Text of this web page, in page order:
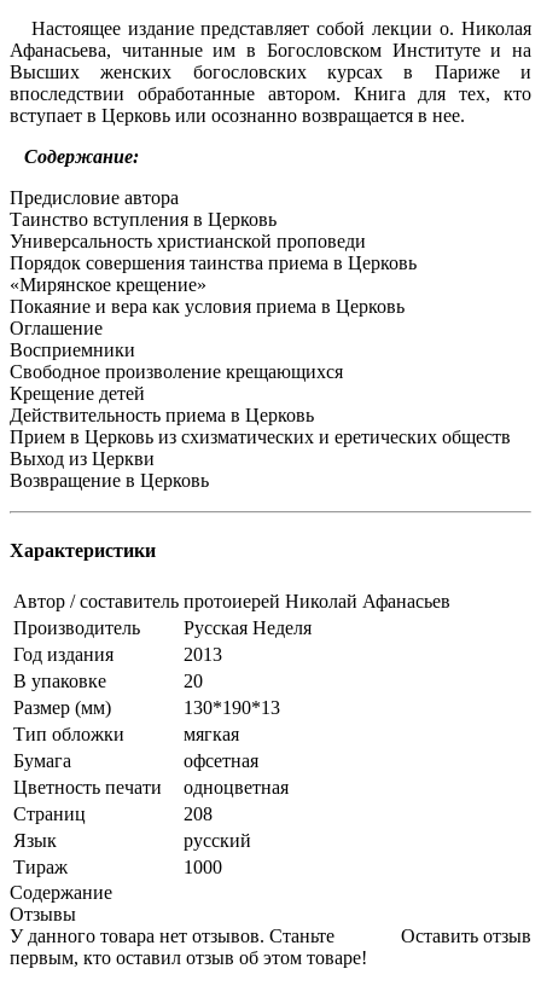
Настоящее издание представляет собой лекции о. Николая
Афанасьева, читанные им в Богословском Институте и на
Высших женских богословских курсах в Париже и
впоследствии обработанные автором. Кни­га для тех, кто
вступает в Церковь или осознанно воз­вращается в нее.
Содержание:
Предисловие автора
Таинство вступления в Церковь
Универсальность христианской проповеди
Порядок совершения таинства приема в Церковь
«Мирянское крещение»
Покаяние и вера как условия приема в Церковь
Оглашение
Восприемники
Свободное произволение крещающихся
Крещение детей
Действительность приема в Церковь
Прием в Церковь из схизматических и еретических обществ
Выход из Церкви
Возвращение в Церковь
Характеристики
Автор / составитель протоиерей Николай Афанасьев
Производитель
Русская Неделя
Год издания
2013
В упаковке
20
Размер (мм)
130*190*13
Тип обложки
мягкая
Бумага
офсетная
Цветность печати
одноцветная
Страниц
208
Язык
русский
Тираж
1000
Содержание
Отзывы
Оставить отзыв
У данного товара нет отзывов. Станьте
первым, кто оставил отзыв об этом товаре!